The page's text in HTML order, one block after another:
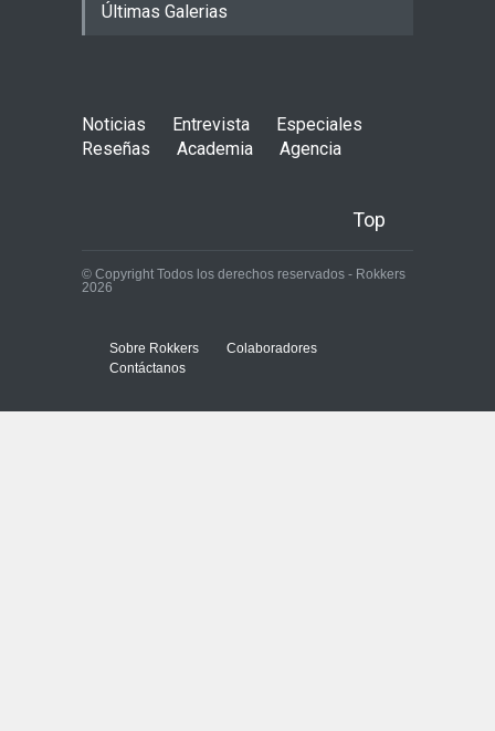
Últimas Galerias
Noticias Entrevista
Especiales
Reseñas
Academia Agencia
Top
© Copyright Todos los derechos reservados - Rokkers
2026
Sobre Rokkers
Colaboradores
Contáctanos